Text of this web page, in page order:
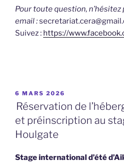
Pour toute question,
email :
Suivez : https://
PUBLIÉ
LE
6 MARS 2026
Réservation de
et préinscription au
Houlgate
Stage international d’été